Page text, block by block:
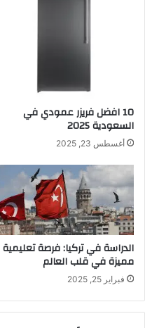
10 افضل فريزر عمودي​ في
السعودية​ 2025
أغسطس 23, 2025
الدراسة في تركيا: فرصة تعليمية
مميزة في قلب العالم
فبراير 25, 2025